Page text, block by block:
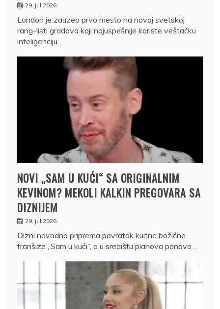
29. jul 2026.
London je zauzeo prvo mesto na novoj svetskoj
rang-listi gradova koji najuspešnije koriste veštačku
inteligenciju…
NOVI „SAM U KUĆI“ SA ORIGINALNIM
KEVINOM? MEKOLI KALKIN PREGOVARA SA
DIZNIJEM
29. jul 2026.
Dizni navodno priprema povratak kultne božićne
franšize „Sam u kući“, a u središtu planova ponovo…